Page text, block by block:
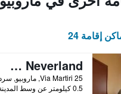
إقامة 24
B&B Neverland
0.5 كيلومتر عن وسط المدينة